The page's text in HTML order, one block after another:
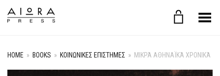
Toggle Menu
HOME » BOOKS » ΚΟΙΝΩΝΙΚΕΣ ΕΠΙΣΤΗΜΕΣ » ΜΙΚΡΆ ΑΘΗΝΑΪΚΆ ΧΡΟΝΙΚΆ